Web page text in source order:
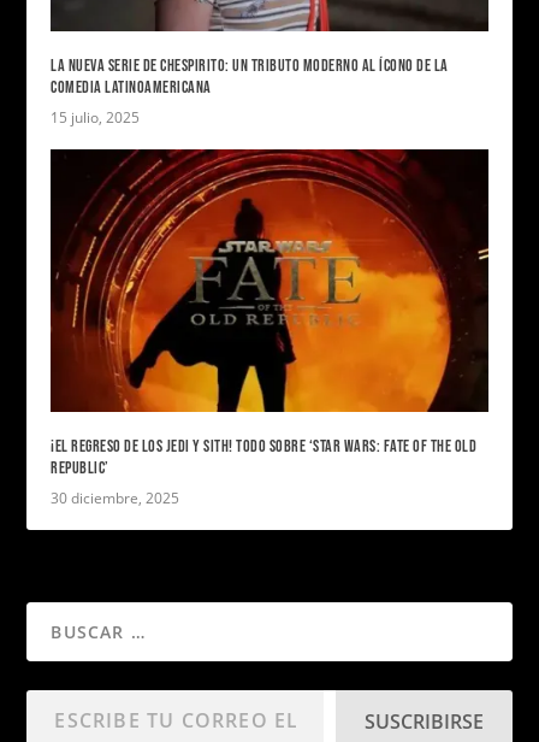
LA NUEVA SERIE DE CHESPIRITO: UN TRIBUTO MODERNO AL ÍCONO DE LA
COMEDIA LATINOAMERICANA
15 julio, 2025
¡EL REGRESO DE LOS JEDI Y SITH! TODO SOBRE ‘STAR WARS: FATE OF THE OLD
REPUBLIC’
30 diciembre, 2025
SUSCRIBIRSE